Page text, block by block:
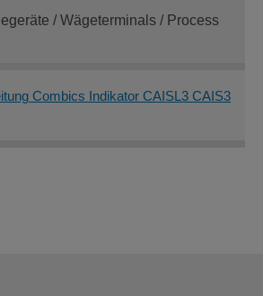
/ Wägeterminals / Process
Combics Indikator CAISL3 CAIS3